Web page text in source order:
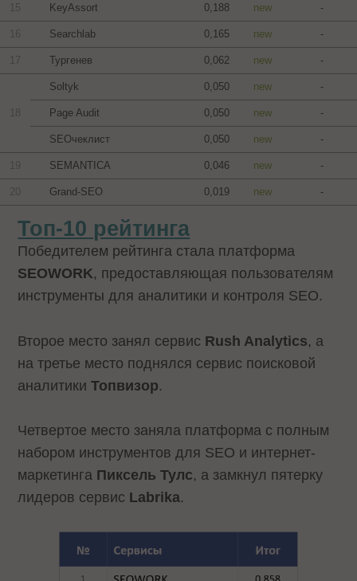
15 KeyAssort 0,188 new -
Searchlab 0,165 new -
17 Тургенев 0,062 new -
18
Soltyk 0,050 new -
Page Audit 0,050 new -
SEOчеклист 0,050 new -
SEMANTICA 0,046 new -
20 Grand-SEO 0,019 new -
Топ-10 рейтинга
Победителем рейтинга стала платформа
SEOWORK, предоставляющая пользователям
инструменты для аналитики и контроля SEO.
Второе место занял сервис Rush Analytiсs, а
на третье место поднялся сервис поисковой
аналитикиТопвизор.
Четвертое место заняла платформа с полным
набором инструментов для SEO и интернет-
маркетинга Пиксель Тулс, а замкнул пятерку
лидеров сервис Labrika.